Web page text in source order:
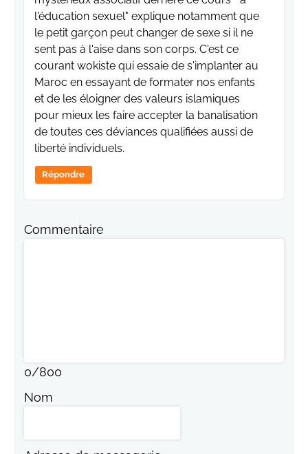
l'éducation sexuel" explique notamment que
le petit garçon peut changer de sexe si il ne
sent pas à l'aise dans son corps. C'est ce
courant wokiste qui essaie de s'implanter au
Maroc en essayant de formater nos enfants
et de les éloigner des valeurs islamiques
pour mieux les faire accepter la banalisation
de toutes ces déviances qualifiées aussi de
liberté individuels.
Répondre
Commentaire
0/800
Nom